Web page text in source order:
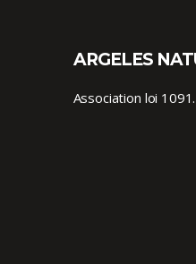
ARGELES
Association loi 1091.